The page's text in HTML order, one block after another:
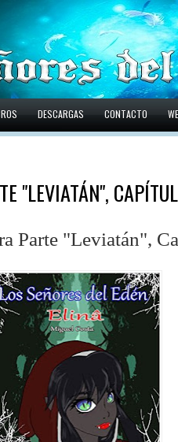
DESCARGAS CONTACTO
"LEVIATÁN",
"Leviatán",